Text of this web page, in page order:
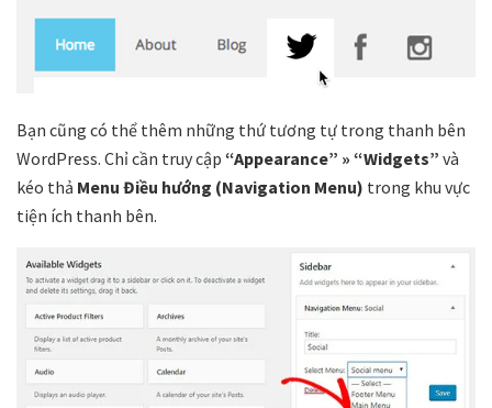
Bạn cũng có thể thêm những thứ tương tự trong thanh bên
WordPress. Chỉ cần truy cập “Appearance” » “Widgets” và
kéo thả Menu Điều hướng (Navigation Menu) trong khu vực
tiện ích thanh bên.